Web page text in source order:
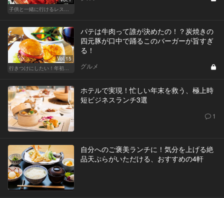
Vol.15
パテは牛肉って誰が決めたの！？炭焼きの
四元豚が口中で踊るこのバーガーが旨すぎ
る！
グルメ
ホテルで実現！忙しい年末を救う、極上時
短ビジネスランチ3選
1
自分へのご褒美ランチに！気分を上げる絶
品天ぷらがいただける、おすすめの4軒